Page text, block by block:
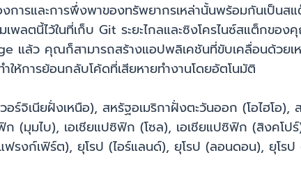
ารและการพึ่งพาของทรัพยากรเหล่านั้นพร้อมกันเป็นสแ
ลตนี้ไว้ในที่เก็บ Git ระยะไกลและซิงโครไนซ์สแต็กของ
แล้ว คุณก็สามารถสร้างแอปพลิเคชันที่ขับเคลื่อนด้วย
ห้การย้อนกลับโค้ดที่เสียหายทำงานโดยอัตโนมัติ
จิเนียฝั่งเหนือ), สหรัฐอเมริกาฝั่งตะวันออก (โอไฮโอ),
(มุมไบ), เอเชียแปซิฟิก (โซล), เอเชียแปซิฟิก (สิงคโป
รงก์เฟิร์ต), ยุโรป (ไอร์แลนด์), ยุโรป (ลอนดอน), ยุโรป